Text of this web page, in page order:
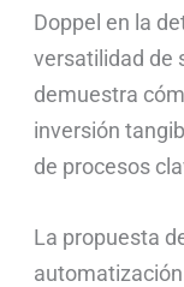
Doppel en la
versatilidad de
demuestra
inversión
de procesos
La propuesta
automatización